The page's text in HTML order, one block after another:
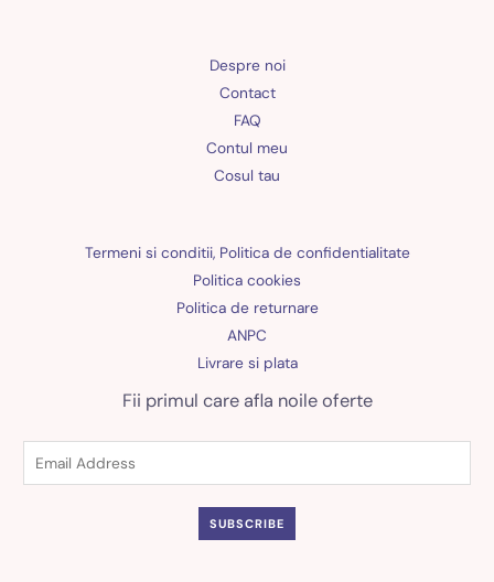
Despre noi
Contact
FAQ
Contul meu
Cosul tau
Termeni si conditii, Politica de confidentialitate
Politica cookies
Politica de returnare
ANPC
Livrare si plata
Fii primul care afla noile oferte
SUBSCRIBE